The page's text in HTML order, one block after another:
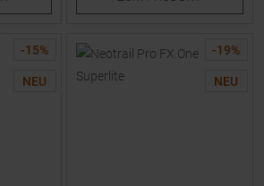
-15%
NEU
-19%
NEU